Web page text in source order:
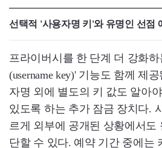
선택적 '사용자명 키'와 유명인 선점
프라이버시를 한 단계 더 강화하
(username key)' 기능도 함께 제
자명 외에 별도의 키 값도 알아
있도록 하는 추가 잠금 장치다.
르게 외부에 공개된 상황에서도
단할 수 있다. 예약 기간 중에는